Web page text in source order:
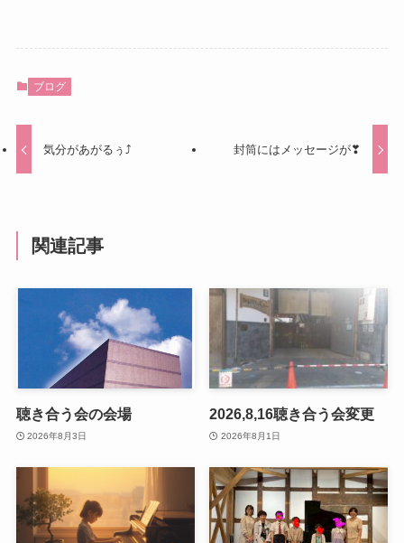
ブログ
気分があがるぅ⤴ 封筒にはメッセージが❣
関連記事
聴き合う会の会場
2026年8月3日
2026,8,16聴き合う会変更
2026年8月1日